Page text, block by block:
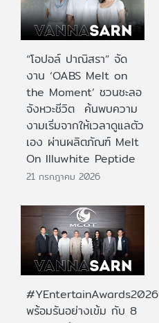
“โอปอล์ ปาณิสรา” จัด
งาน ‘OABS Melt on
the Moment’ ชวนชะลอ
จังหวะชีวิต ค้นพบความ
งามเริ่มจากให้เวลาดูแลตัว
เอง ผ่านผลิตภัณฑ์ Melt
On Illuwhite Peptide
21 กรกฎาคม 2026
#YEntertainAwards2026
พร้อมรันอย่างเข้ม กับ 8